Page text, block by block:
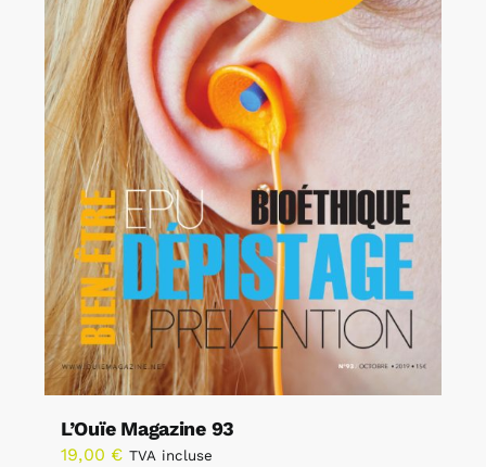
L’Ouïe Magazine 93
19,00 € TVA incluse